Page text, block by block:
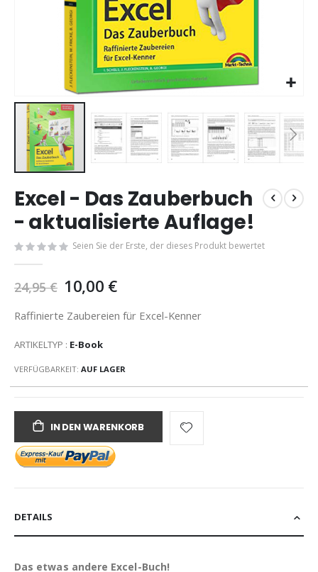
Excel - Das Zauberbuch
- aktualisierte Auflage!
Seien Sie der Erste, der dieses Produkt bewertet
24,95 € 10,00 €
Raffinierte Zaubereien für Excel-Kenner
ARTIKELTYP : E-Book
VERFÜGBARKEIT: AUF LAGER
Anfang
der
Bildgalerie
IN DEN WARENKORB
DETAILS
Das etwas andere Excel-Buch!